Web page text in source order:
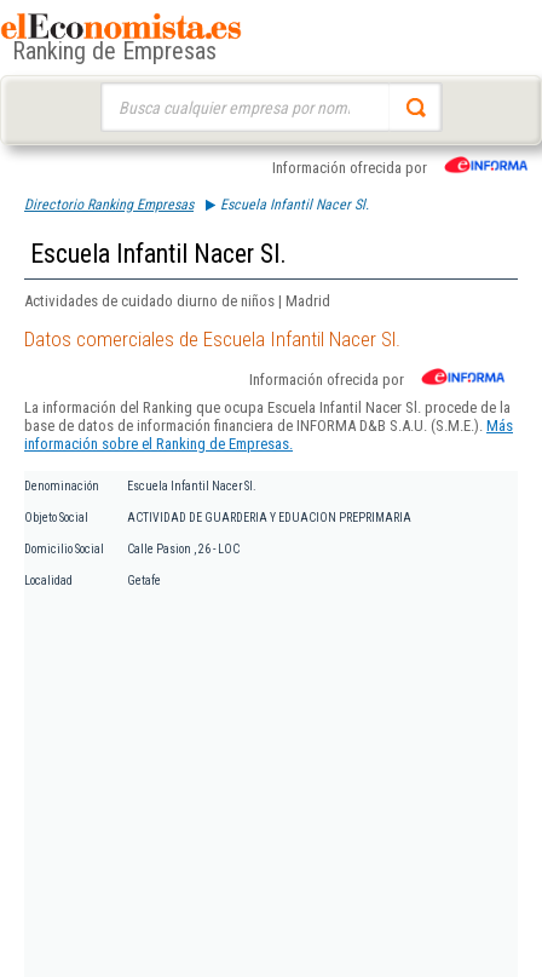
Ranking de Empresas
Información ofrecida por
Directorio Ranking Empresas Escuela Infantil Nacer Sl.
Escuela Infantil Nacer Sl.
Actividades de cuidado diurno de niños | Madrid
Datos comerciales de Escuela Infantil Nacer Sl.
Información ofrecida por
La información del Ranking que ocupa Escuela Infantil Nacer Sl. procede de la
base de datos de información financiera de INFORMA D&B S.A.U. (S.M.E.). Más
información sobre el Ranking de Empresas.
Denominación Escuela Infantil Nacer Sl.
Objeto Social ACTIVIDAD DE GUARDERIA Y EDUACION PREPRIMARIA
Domicilio Social Calle Pasion , 26 - LOC
Localidad Getafe